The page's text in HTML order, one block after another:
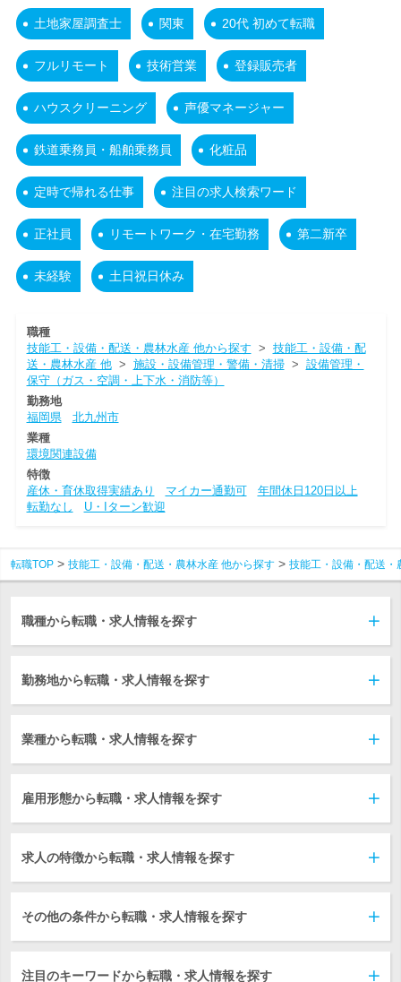
土地家屋調査士 関東 20代 初めて転職
フルリモート 技術営業 登録販売者
ハウスクリーニング 声優マネージャー
鉄道乗務員・船舶乗務員 化粧品
定時で帰れる仕事 注目の求人検索ワード
正社員 リモートワーク・在宅勤務 第二新卒
未経験 土日祝日休み
職種
技能工・設備・配送・農林水産 他から探す > 技能工・設備・配
送・農林水産 他> 施設・設備管理・警備・清掃> 設備管理・
保守（ガス・空調・上下水・消防等）
勤務地
福岡県
北九州市
業種
環境関連設備
特徴
産休・育休取得実績あり
マイカー通勤可
年間休日120日以上
転勤なし
U・Iターン歓迎
転職TOP 技能工・設備・配送・農林水産 他から探す 技能工・設備・配送・
職種から転職・求人情報を探す
勤務地から転職・求人情報を探す
業種から転職・求人情報を探す
雇用形態から転職・求人情報を探す
求人の特徴から転職・求人情報を探す
その他の条件から転職・求人情報を探す
注目のキーワードから転職・求人情報を探す